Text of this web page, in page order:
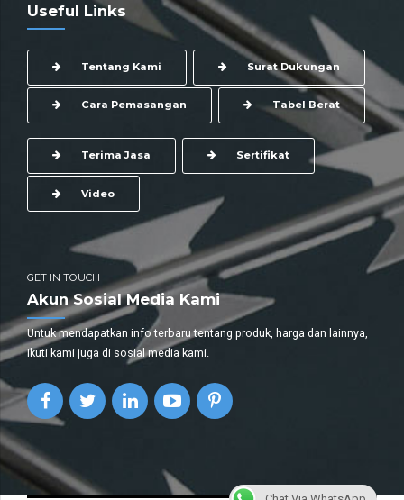
Useful Links
Tentang Kami Surat Dukungan
Cara Pemasangan Tabel Berat
Terima Jasa Sertifikat
Video
GET IN TOUCH
Akun Sosial Media Kami
Untuk mendapatkan info terbaru tentang produk, harga dan lainnya,
Ikuti kami juga di sosial media kami.